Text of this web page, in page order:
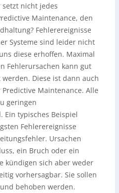
nicht jedes
Maintenance, den
Fehlerereignisse
Systeme sind leider nicht
diese erhoffen. Maximal
Fehlerursachen kann gut
Diese ist dann auch
Maintenance. Alle
geringen
Ein typisches Beispiel
Fehlerereignisse
Ursachen
ein Bruch oder ein
kündigen sich aber weder
vorhersagbar. Sie sollen
behoben werden.